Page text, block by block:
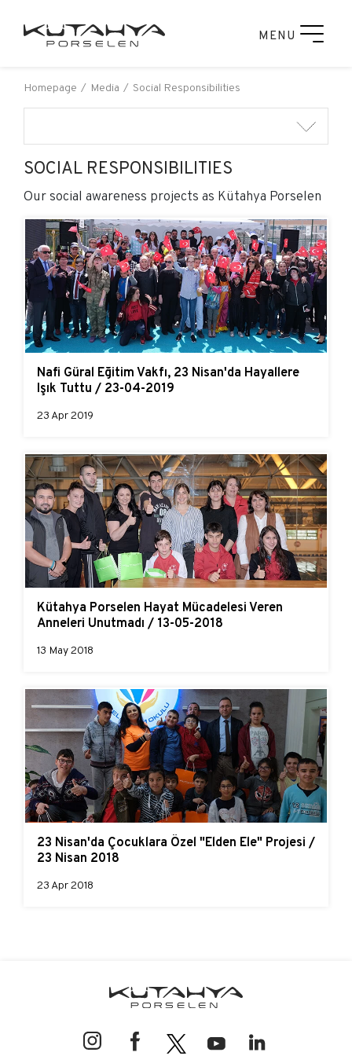
MENU
Homepage Media Social Responsibilities
SOCIAL RESPONSIBILITIES
Our social awareness projects as Kütahya Porselen
Nafi Güral Eğitim Vakfı, 23 Nisan'da Hayallere
Işık Tuttu / 23-04-2019
23 Apr 2019
Kütahya Porselen Hayat Mücadelesi Veren
Anneleri Unutmadı / 13-05-2018
13 May 2018
23 Nisan'da Çocuklara Özel "Elden Ele" Projesi /
23 Nisan 2018
23 Apr 2018